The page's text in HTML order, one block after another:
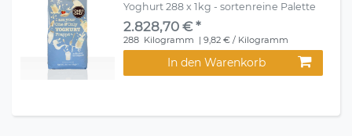
Yoghurt 288 x 1kg - sortenreine Palette
2.828,70 € *
288 Kilogramm | 9,82 € / Kilogramm
In den Warenkorb